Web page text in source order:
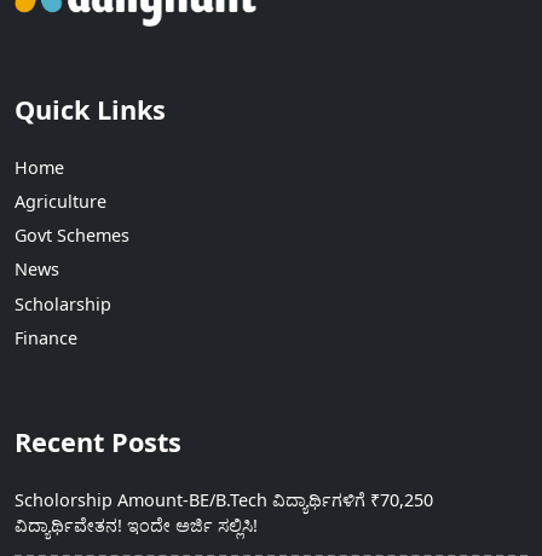
Quick Links
Home
Agriculture
Govt Schemes
News
Scholarship
Finance
Recent Posts
Scholorship Amount-BE/B.Tech ವಿದ್ಯಾರ್ಥಿಗಳಿಗೆ ₹70,250
ವಿದ್ಯಾರ್ಥಿವೇತನ! ಇಂದೇ ಅರ್ಜಿ ಸಲ್ಲಿಸಿ!